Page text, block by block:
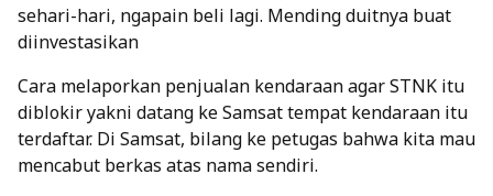
sehari-hari, ngapain beli lagi. Mending duitnya buat
diinvestasikan
Cara melaporkan penjualan kendaraan agar STNK itu
diblokir yakni datang ke Samsat tempat kendaraan itu
terdaftar. Di Samsat, bilang ke petugas bahwa kita mau
mencabut berkas atas nama sendiri.